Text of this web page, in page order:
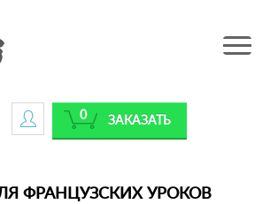
Toggle
ЗАКАЗАТЬ
0
ФРАНЦУЗСКИХ УРОКОВ